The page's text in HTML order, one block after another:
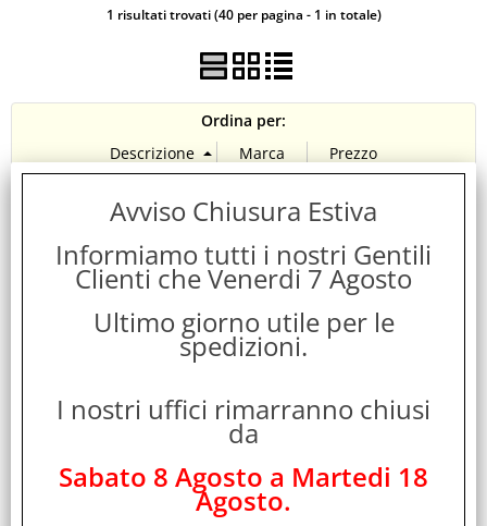
1 risultati trovati (40 per pagina - 1 in totale)
Ordina per:
DEAD WAVE PS4 CONTROLLER WIRELESS TASTO
MICROFONO INTEGRATO PULSANTE HOME
INGRASSO 3.5mm PER CUFFIE NERO
Cod. art.:
Avviso Chiusura Estiva
Informiamo tutti i nostri Gentili
Clienti che Venerdi 7 Agosto
Ultimo giorno utile per le
spedizioni.
I nostri uffici rimarranno chiusi
da
Sabato 8 Agosto a Martedi 18
Agosto.